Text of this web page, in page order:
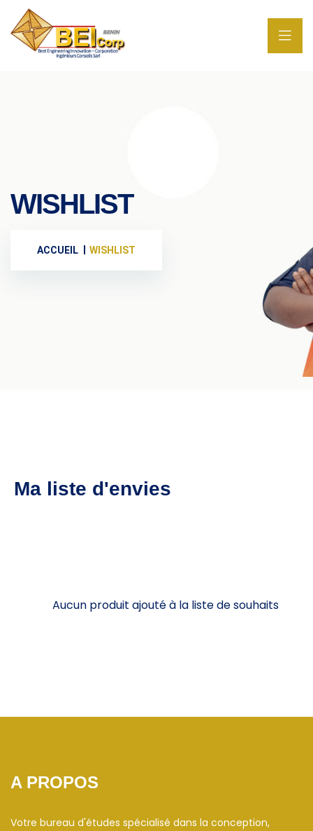
WISHLIST
ACCUEIL WISHLIST
Ma liste d'envies
Aucun produit ajouté à la liste de souhaits
A PROPOS
Votre bureau d'études spécialisé dans la conception,